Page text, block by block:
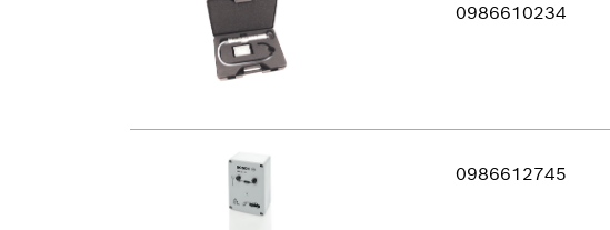
0986610234
0986612745